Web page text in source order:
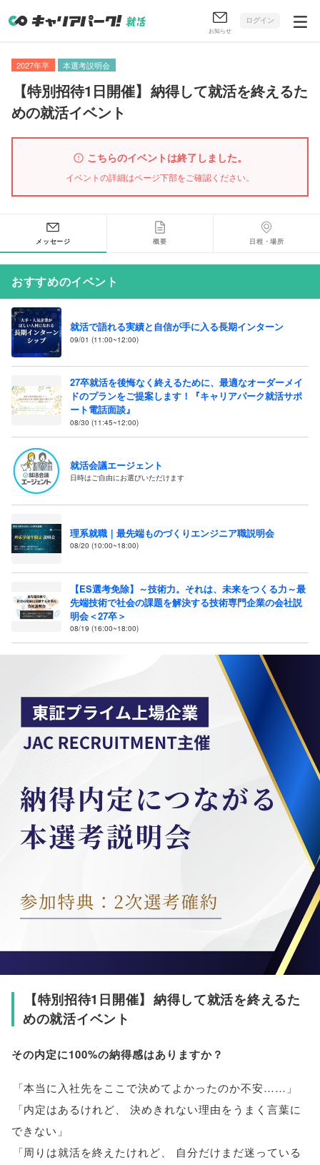
お知らせ
ログイン
2027年卒 本選考説明会
【特別招待1日開催】 納得して就活を終えるた
めの就活イベント
こちらのイベントは終了しました。
イベントの詳細はページ下部をご確認ください。
メッセージ 概要 日程・場所
おすすめのイベント
就活で語れる実績と自信が手に入る長期インターン
09/01 (11:00~12:00)
27卒就活を後悔なく終えるために、最適なオーダーメイ
ドのプランをご提案します！『キャリアパーク就活サポ
ート電話面談』
08/30 (11:45~12:00)
就活会議エージェント
日時はご自由にお選びいただけます
理系就職｜最先端ものづくりエンジニア職説明会
08/20 (10:00~18:00)
【ES選考免除】～技術力。それは、未来をつくる力～最
先端技術で社会の課題を解決する技術専門企業の会社説
明会＜27卒＞
08/19 (16:00~18:00)
【特別招待1日開催】 納得して就活を終えるた
めの就活イベント
その内定に100%の納得感はありますか？
「本当に入社先をここで決めてよかったのか不安…… 」
「内定はあるけれど、
決めきれない理由をうまく言葉に
できない 」
「周りは就活を終えたけれど、
自分だけまだ迷っている